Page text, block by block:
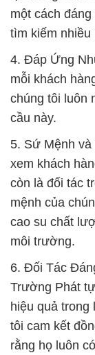
một cách
tìm kiếm nhiều
4. Đáp Ứng
mỗi khách
chúng tôi luôn
cầu này.
5. Sứ Mệnh
xem khách
còn là đối tác
mệnh của
cao su chất
môi trường.
6. Đối Tác
Trường Phát
hiệu quả trong
tôi cam kết
rằng họ luôn